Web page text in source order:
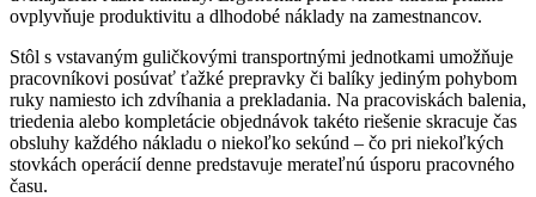
ovplyvňuje produktivitu a dlhodobé náklady na zamestnancov.
Stôl s vstavaným guličkovými transportnými jednotkami umožňuje
pracovníkovi posúvať ťažké prepravky či balíky jediným pohybom
ruky namiesto ich zdvíhania a prekladania. Na pracoviskách balenia,
triedenia alebo kompletácie objednávok takéto riešenie skracuje čas
obsluhy každého nákladu o niekoľko sekúnd – čo pri niekoľkých
stovkách operácií denne predstavuje merateľnú úsporu pracovného
času.